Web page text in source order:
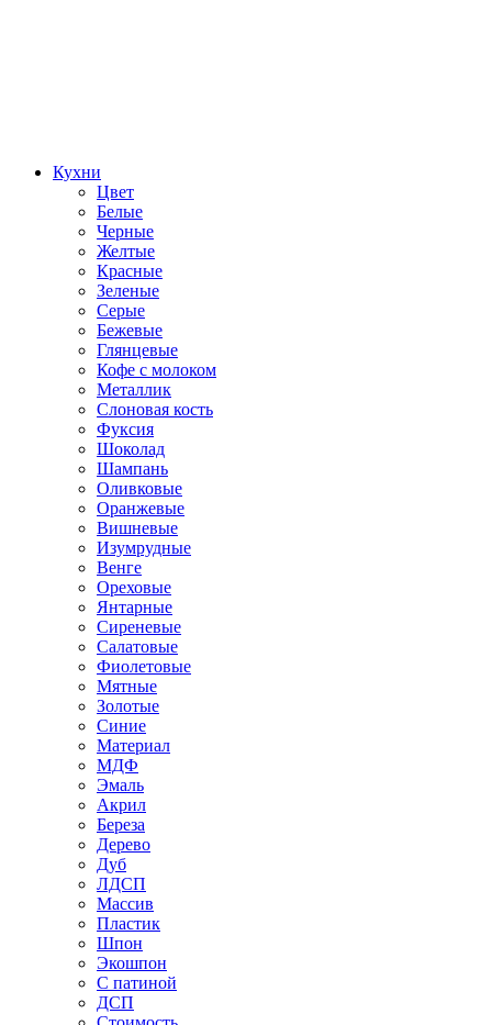
Кухни
Цвет
Белые
Черные
Желтые
Красные
Зеленые
Серые
Бежевые
Глянцевые
Кофе с молоком
Металлик
Слоновая кость
Фуксия
Шоколад
Шампань
Оливковые
Оранжевые
Вишневые
Изумрудные
Венге
Ореховые
Янтарные
Сиреневые
Салатовые
Фиолетовые
Мятные
Золотые
Синие
Материал
МДФ
Эмаль
Акрил
Береза
Дерево
Дуб
ЛДСП
Массив
Пластик
Шпон
Экошпон
С патиной
ДСП